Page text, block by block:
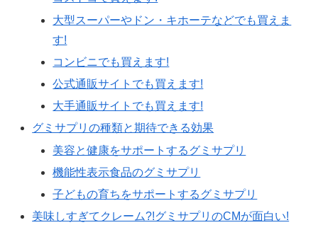
大型スーパーやドン・キホーテなどでも買えま
す!
コンビニでも買えます!
公式通販サイトでも買えます!
大手通販サイトでも買えます!
グミサプリの種類と期待できる効果
美容と健康をサポートするグミサプリ
機能性表示食品のグミサプリ
子どもの育ちをサポートするグミサプリ
美味しすぎてクレーム?!グミサプリのCMが面白い!